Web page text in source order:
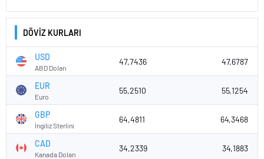
DÖVİZ KURLARI
USD
ABD Doları
47,7436 47,6787
EUR
Euro
55,2510 55,1254
GBP
İngiliz Sterlini
64,4811 64,3468
CAD
Kanada Doları
34,2339 34,1883